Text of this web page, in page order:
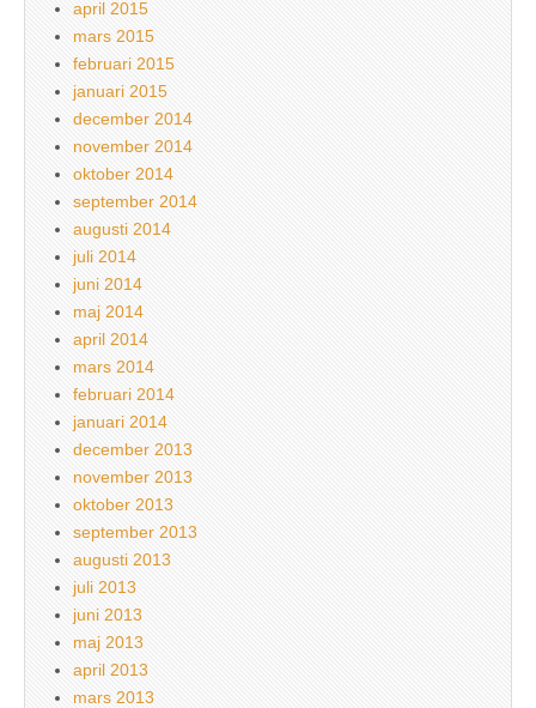
april 2015
mars 2015
februari 2015
januari 2015
december 2014
november 2014
oktober 2014
september 2014
augusti 2014
juli 2014
juni 2014
maj 2014
april 2014
mars 2014
februari 2014
januari 2014
december 2013
november 2013
oktober 2013
september 2013
augusti 2013
juli 2013
juni 2013
maj 2013
april 2013
mars 2013